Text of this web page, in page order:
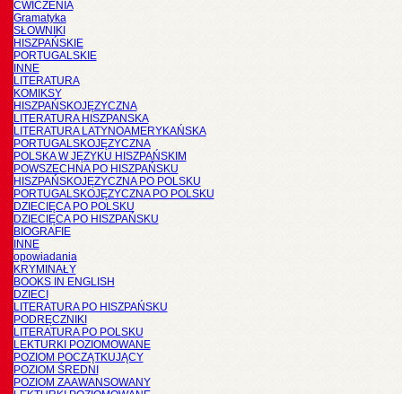
ĆWICZENIA
Gramatyka
SŁOWNIKI
HISZPAŃSKIE
PORTUGALSKIE
INNE
LITERATURA
KOMIKSY
HISZPAŃSKOJĘZYCZNA
LITERATURA HISZPANSKA
LITERATURA LATYNOAMERYKAŃSKA
PORTUGALSKOJĘZYCZNA
POLSKA W JĘZYKU HISZPAŃSKIM
POWSZECHNA PO HISZPAŃSKU
HISZPAŃSKOJĘZYCZNA PO POLSKU
PORTUGALSKOJĘZYCZNA PO POLSKU
DZIECIĘCA PO POLSKU
DZIECIĘCA PO HISZPAŃSKU
BIOGRAFIE
INNE
opowiadania
KRYMINAŁY
BOOKS IN ENGLISH
DZIECI
LITERATURA PO HISZPAŃSKU
PODRĘCZNIKI
LITERATURA PO POLSKU
LEKTURKI POZIOMOWANE
POZIOM POCZĄTKUJĄCY
POZIOM ŚREDNI
POZIOM ZAAWANSOWANY